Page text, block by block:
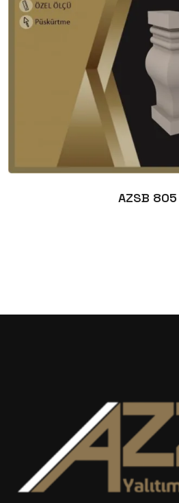
AZSB 805